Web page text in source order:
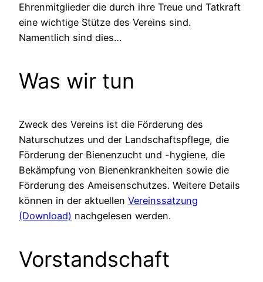
Ehrenmitglieder die durch ihre Treue und Tatkraft
eine wichtige Stütze des Vereins sind.
Namentlich sind dies…
Was wir tun
Zweck des Vereins ist die Förderung des
Naturschutzes und der Landschaftspflege, die
Förderung der Bienenzucht und -hygiene, die
Bekämpfung von Bienenkrankheiten sowie die
Förderung des Ameisenschutzes. Weitere Details
können in der aktuellen Vereinssatzung
(Download) nachgelesen werden.
Vorstandschaft